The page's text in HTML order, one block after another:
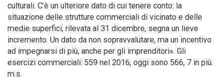
culturali. C’è un ulteriore dato di cui tenere conto: la
situazione delle strutture commerciali di vicinato e delle
medie superfici, rilevata al 31 dicembre, segna un lieve
incremento. Un dato da non sopravvalutare, ma un incentivo
ad impegnarsi di più, anche per gli imprenditori». Gli
esercizi commerciali: 559 nel 2016, oggi sono 566, 7 in più.
m.s.